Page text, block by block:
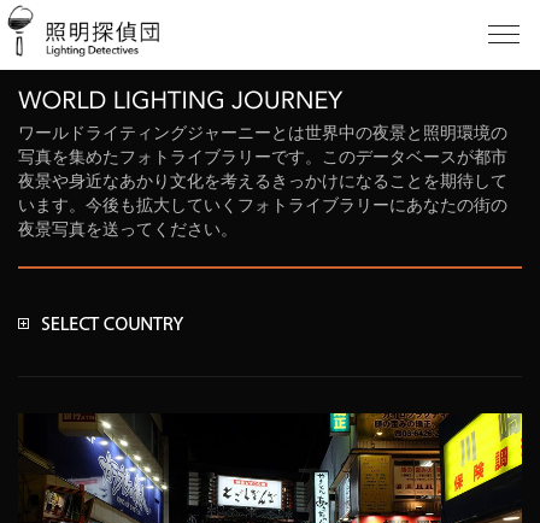
ワールドライティングジャーニーとは世界中の夜景と照明環境の
写真を集めたフォトライブラリーです。このデータベースが都市
夜景や身近なあかり文化を考えるきっかけになることを期待して
います。今後も拡大していくフォトライブラリーにあなたの街の
夜景写真を送ってください。